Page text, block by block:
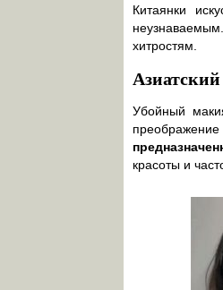
Китаянки
хитростям.
Убойный
красоты и